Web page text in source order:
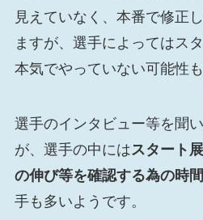
見えていなく、本番で修正
ますが、選手によってはス
本気でやっていない可能性も
選手のインタビュー等を聞
が、選手の中にはスタート
の伸び等を確認する為の時
手も多いようです。